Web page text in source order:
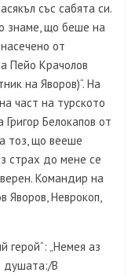
със сабята си.
знаме, що беше на
от
Пейо Крачолов
наЯворов)“.На
част на турското
Белокапов от
тоз, що вееше
страх до мене се
Командир на
Яворов, Неврокоп,
герой“: „Немея аз
душата:/В